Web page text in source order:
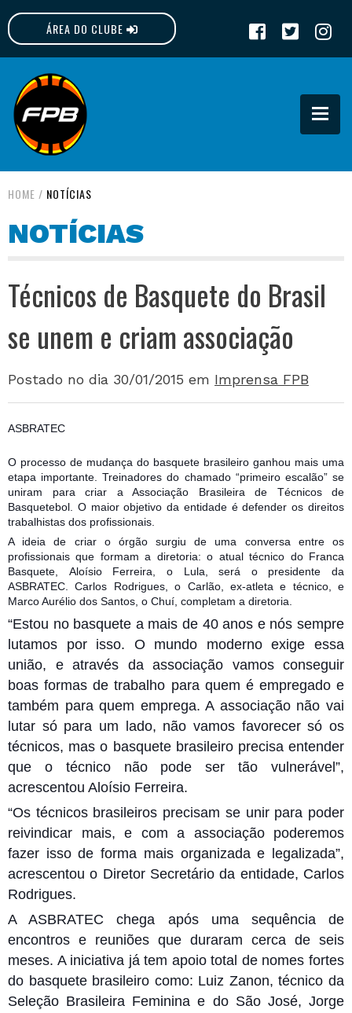
ÁREA DO CLUBE
FPB
HOME / NOTÍCIAS
NOTÍCIAS
Técnicos de Basquete do Brasil
se unem e criam associação
Postado no dia 30/01/2015 em Imprensa FPB
ASBRATEC
O processo de mudança do basquete brasileiro ganhou mais uma
etapa importante. Treinadores do chamado “primeiro escalão” se
uniram para criar a Associação Brasileira de Técnicos de
Basquetebol. O maior objetivo da entidade é defender os direitos
trabalhistas dos profissionais.
A ideia de criar o órgão surgiu de uma conversa entre os
profissionais que formam a diretoria: o atual técnico do Franca
Basquete, Aloísio Ferreira, o Lula, será o presidente da
ASBRATEC. Carlos Rodrigues, o Carlão, ex-atleta e técnico, e
Marco Aurélio dos Santos, o Chuí, completam a diretoria.
“Estou no basquete a mais de 40 anos e nós sempre
lutamos por isso. O mundo moderno exige essa
união, e através da associação vamos conseguir
boas formas de trabalho para quem é empregado e
também para quem emprega. A associação não vai
lutar só para um lado, não vamos favorecer só os
técnicos, mas o basquete brasileiro precisa entender
que o técnico não pode ser tão vulnerável”,
acrescentou Aloísio Ferreira.
“Os técnicos brasileiros precisam se unir para poder
reivindicar mais, e com a associação poderemos
fazer isso de forma mais organizada e legalizada”,
acrescentou o Diretor Secretário da entidade, Carlos
Rodrigues.
A ASBRATEC chega após uma sequência de
encontros e reuniões que duraram cerca de seis
meses. A iniciativa já tem apoio total de nomes fortes
do basquete brasileiro como: Luiz Zanon, técnico da
Seleção Brasileira Feminina e do São José, Jorge